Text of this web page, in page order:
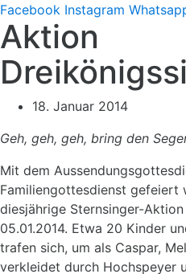
Facebook Instagram
Aktion
18. Januar 2014
Geh, geh, geh, bring den
Mit dem
Familiengottesdienst gefeiert
diesjährige Sternsinger-
05.01.2014. Etwa 20 Kinder
trafen sich, um als Caspar,
verkleidet durch Hochspeyer